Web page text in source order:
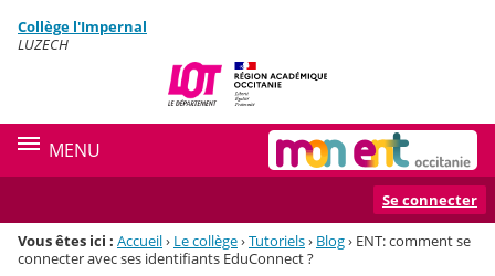
Menu de la rubrique
Contenu
Collège l'Impernal
LUZECH
MENU
Se connecter
Vous êtes ici : Accueil› Le collège›Tutoriels› Blog› ENT: comment se
connecter avec ses identifiants EduConnect ?